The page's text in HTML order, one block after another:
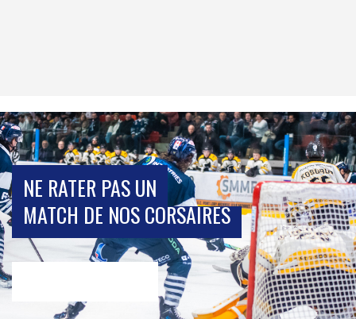
NE RATER PAS UN
MATCH DE NOS CORSAIRES